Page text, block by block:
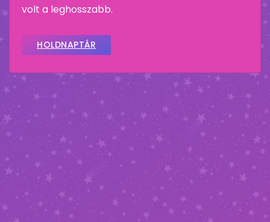
volt a leghosszabb.
HOLDNAPTÁR